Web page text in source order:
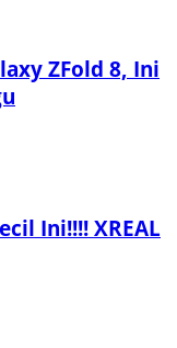
ZFold 8, Ini
Ini!!!! XREAL